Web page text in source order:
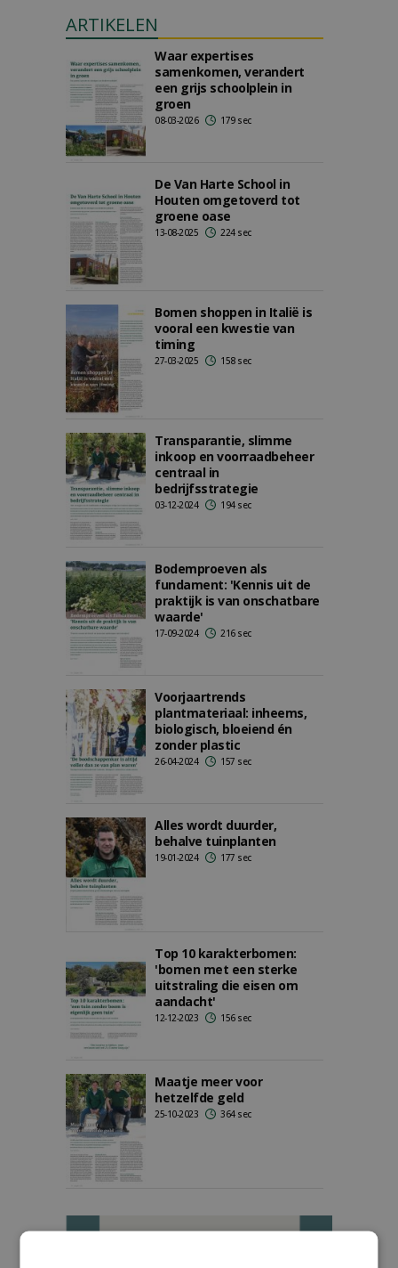
ARTIKELEN
Waar expertises
samenkomen, verandert
een grijs schoolplein in
groen
08-03-2026 179 sec
De Van Harte School in
Houten omgetoverd tot
groene oase
13-08-2025 224 sec
Bomen shoppen in Italië is
vooral een kwestie van
timing
27-03-2025 158 sec
Transparantie, slimme
inkoop en voorraadbeheer
centraal in
bedrijfsstrategie
03-12-2024 194 sec
Bodemproeven als
fundament: 'Kennis uit de
praktijk is van onschatbare
waarde'
17-09-2024 216 sec
Voorjaartrends
plantmateriaal: inheems,
biologisch, bloeiend én
zonder plastic
26-04-2024 157 sec
Alles wordt duurder,
behalve tuinplanten
19-01-2024 177 sec
Top 10 karakterbomen:
'bomen met een sterke
uitstraling die eisen om
aandacht'
12-12-2023 156 sec
Maatje meer voor
hetzelfde geld
25-10-2023 364 sec